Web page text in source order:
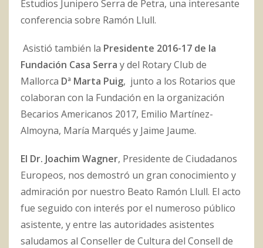
Estudios Junipero Serra de Petra, una interesante
conferencia sobre Ramón Llull.
Asistió también la Presidente 2016-17 de la
Fundación Casa Serra y del Rotary Club de
Mallorca Dª Marta Puig, junto a los Rotarios que
colaboran con la Fundación en la organización
Becarios Americanos 2017, Emilio Martínez-
Almoyna, María Marqués y Jaime Jaume.
El Dr. Joachim Wagner, Presidente de Ciudadanos
Europeos, nos demostró un gran conocimiento y
admiración por nuestro Beato Ramón Llull. El acto
fue seguido con interés por el numeroso público
asistente, y entre las autoridades asistentes
saludamos al Conseller de Cultura del Consell de